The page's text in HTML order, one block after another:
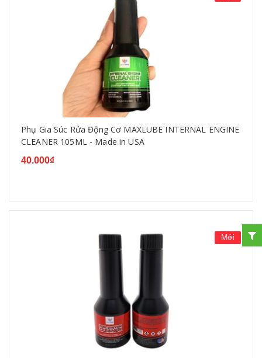
Phụ Gia Súc Rửa Động Cơ MAXLUBE INTERNAL ENGINE
CLEANER 105ML - Made in USA
40.000₫
Mới